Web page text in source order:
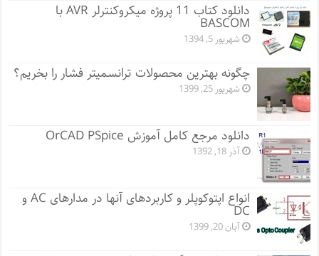
دانلود کتاب 11 پروژه میکروکنترلر AVR با
BASCOM
شهریور 5, 1394
چگونه بهترین محصولات ترانسمیتر فشار را بخریم؟
شهریور 25, 1399
دانلود مرجع کامل آموزش OrCAD PSpice
آذر 18, 1392
انواع اپتوکوپلر و کاربردهای آنها در مدارهای AC و
DC
آبان 20, 1399